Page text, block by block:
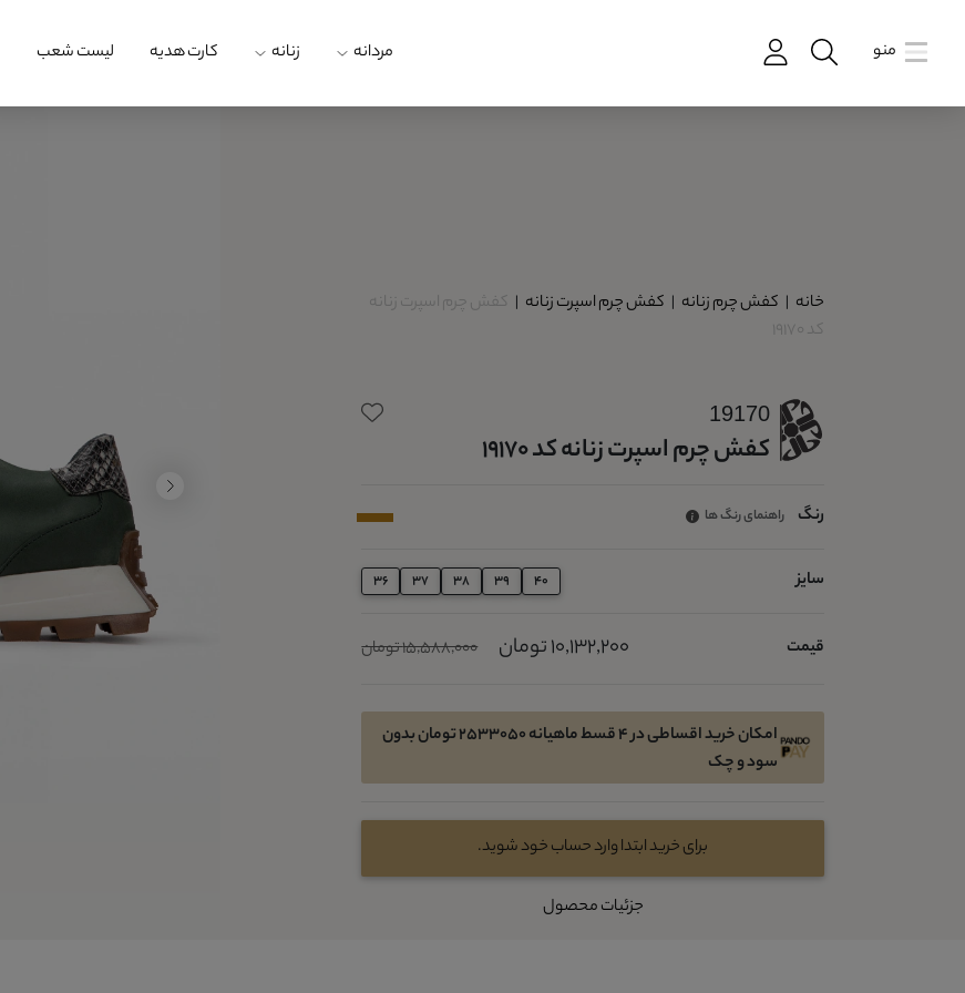
منو مردانه زنانه کارت هدیه لیست شعب
خانه | کفش چرم زنانه | کفش چرم اسپرت زنانه | کفش چرم اسپرت زنانه
کد 19170
19170
کفش چرم اسپرت زنانه کد 19170
رنگ راهنمای رنگ ها
سایز 36 37 38 39 40
قیمت 10,132,200 تومان 15,588,000 تومان
امکان خرید اقساطی در 4 قسط ماهیانه 2533050 تومان بدون
سود و چک
برای خرید ابتدا وارد حساب خود شوید.
جزئیات محصول